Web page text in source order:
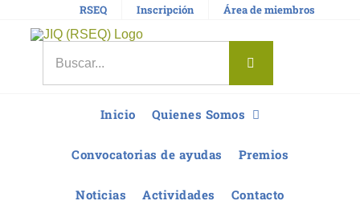
RSEQ Inscripción Área de miembros
Inicio Quienes Somos
Convocatorias de ayudas Premios
Noticias Actividades Contacto